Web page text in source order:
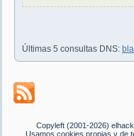
Últimas 5 consultas DNS:
Copyleft (2001-2026)
Usamos cookies propias y de